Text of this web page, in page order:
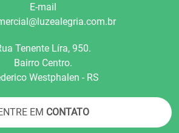
E-mail
Tenente Líra, 950.
Bairro Centro.
Westphalen - RS
EM CONTATO